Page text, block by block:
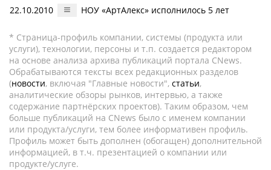
22.10.2010 НОУ «АртАлекс» исполнилось 5 лет
* Страница-профиль компании, системы (продукта или
услуги), технологии, персоны и т.п. создается редактором
на основе анализа архива публикаций портала CNews.
Обрабатываются тексты всех редакционных разделов
(новости, включая "Главные новости", статьи,
аналитические обзоры рынков, интервью, а также
содержание партнёрских проектов). Таким образом, чем
больше публикаций на CNews было с именем компании
или продукта/услуги, тем более информативен профиль.
Профиль может быть дополнен (обогащен) дополнительной
информацией, в т.ч. презентацией о компании или
продукте/услуге.